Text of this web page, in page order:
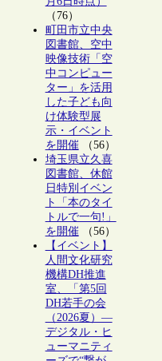
（76）
町田市立中央
図書館、空中
映像技術「空
中コンピュー
ター」を活用
した子ども向
け体験型展
示・イベント
を開催（56）
埼玉県立久喜
図書館、休館
日特別イベン
ト「本のタイ
トルで一句!」
を開催（56）
【イベント】
人間文化研究
機構DH推進
室、「第5回
DH若手の会
（2026夏）―
デジタル・ヒ
ューマニティ